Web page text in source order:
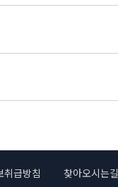
취급방침 찾아오시는길